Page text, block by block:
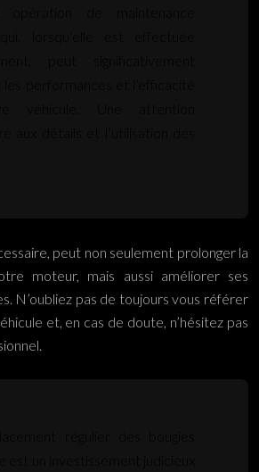
peut non seulement prolonger la
moteur, mais aussi améliorer ses
N’oubliez pas de toujours vous référer
et, en cas de doute, n’hésitez pas